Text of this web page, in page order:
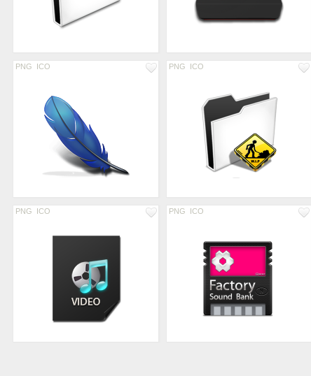
PNG ICO PNG ICO
PNG ICO PNG ICO